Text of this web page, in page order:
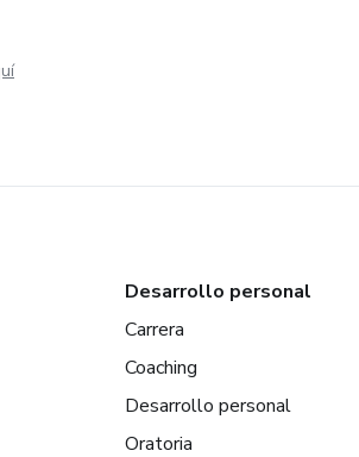
Desarrollo personal
Carrera
Coaching
Desarrollo personal
Oratoria